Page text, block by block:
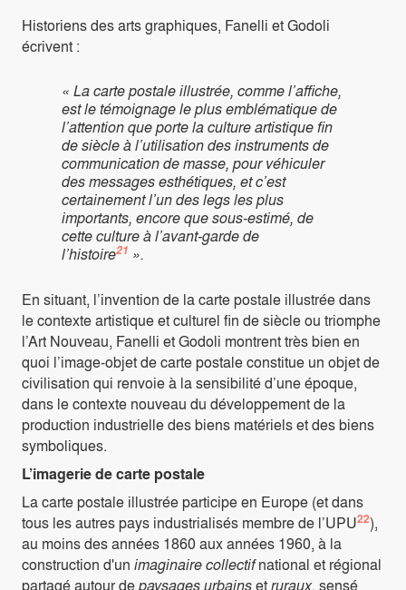
Historiens des arts graphiques, Fanelli et Godoli
écrivent :
« La carte postale illustrée, comme l’affiche,
est le témoignage le plus emblématique de
l’attention que porte la culture artistique fin
de siècle à l’utilisation des instruments de
communication de masse, pour véhiculer
des messages esthétiques, et c’est
certainement l’un des legs les plus
importants, encore que sous-estimé, de
cette culture à l’avant-garde de
l’histoire21 ».
En situant, l’invention de la carte postale illustrée dans
le contexte artistique et culturel fin de siècle ou triomphe
l’Art Nouveau, Fanelli et Godoli montrent très bien en
quoi l’image-objet de carte postale constitue un objet de
civilisation qui renvoie à la sensibilité d’une époque,
dans le contexte nouveau du développement de la
production industrielle des biens matériels et des biens
symboliques.
L’imagerie de carte postale
La carte postale illustrée participe en Europe (et dans
tous les autres pays industrialisés membre de l’UPU22),
au moins des années 1860 aux années 1960, à la
construction d'un imaginaire collectifnational et régional
partagé autour depaysages urbainsetruraux, sensé